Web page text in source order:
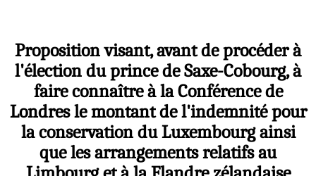
Proposition visant, avant de procéder à
l'élection du prince de Saxe-Cobourg, à
faire connaître à la Conférence de
Londres le montant de l'indemnité pour
la conservation du Luxembourg ainsi
que les arrangements relatifs au